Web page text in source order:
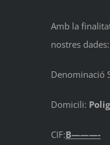
Amb la
nostres dades:
Denominació
Domicili:
CIF:B———-